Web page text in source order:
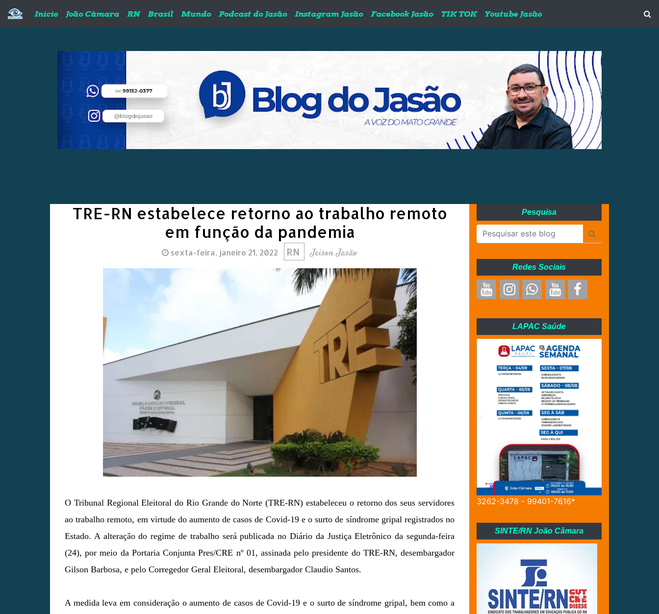
Inicio João Câmara RN Brasil Mundo Podcast do Jasão Instagram Jasão Facebook Jasão TIK TOK Youtube Jasão
TRE-RN estabelece retorno ao trabalho remoto
em função da pandemia
sexta-feira, janeiro 21, 2022 RN Jeison Jasão
O Tribunal Regional Eleitoral do Rio Grande do Norte (TRE-RN) estabeleceu o retorno dos seus servidores
ao trabalho remoto, em virtude do aumento de casos de Covid-19 e o surto de síndrome gripal registrados no
Estado. A alteração do regime de trabalho será publicada no Diário da Justiça Eletrônico da segunda-feira
(24), por meio da Portaria Conjunta Pres/CRE nº 01, assinada pelo presidente do TRE-RN, desembargador
Gilson Barbosa, e pelo Corregedor Geral Eleitoral, desembargador Claudio Santos.
A medida leva em consideração o aumento de casos de Covid-19 e o surto de síndrome gripal, bem como a
Pesquisa
Redes Sociais
LAPAC Saúde
3262-3478 - 99401-7616*
SINTE/RN João Câmara